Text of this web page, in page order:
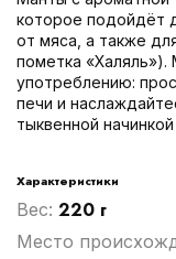
которое подойдёт
от мяса, а также
пометка
употреблению:
печи и
тыквенной
Характеристики
Вес: 220 г
Место